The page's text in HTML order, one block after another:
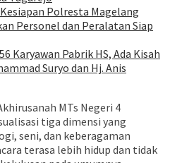
Polresta Magelang
Personel dan Peralatan Siap
Karyawan Pabrik HS, Ada Kisah
Suryo dan Hj. Anis
MTs Negeri 4
tiga dimensi yang
seni, dan keberagaman
terasa lebih hidup dan tidak